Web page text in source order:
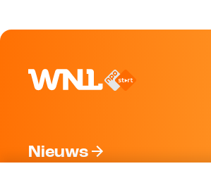
Nieuws